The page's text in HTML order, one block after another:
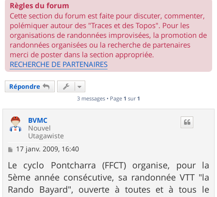
Règles du forum
Cette section du forum est faite pour discuter, commenter,
polémiquer autour des "Traces et des Topos". Pour les
organisations de randonnées improvisées, la promotion de
randonnées organisées ou la recherche de partenaires
merci de poster dans la section appropriée.
RECHERCHE DE PARTENAIRES
Répondre
3 messages • Page 1 sur 1
BVMC
Nouvel
Utagawiste
M
s
s
a
g
e
17 janv. 2009, 16:40
Le cyclo Pontcharra (FFCT) organise, pour la
5ème année consécutive, sa randonnée VTT "la
Rando Bayard", ouverte à toutes et à tous le